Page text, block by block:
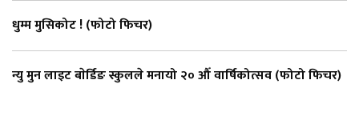
धुम्म मुसिकोट ! (फोटो फिचर)
न्यु मुन लाइट बाेर्डिङ स्कुलले मनायो २० औँ वार्षिकोत्सव (फोटो फिचर)